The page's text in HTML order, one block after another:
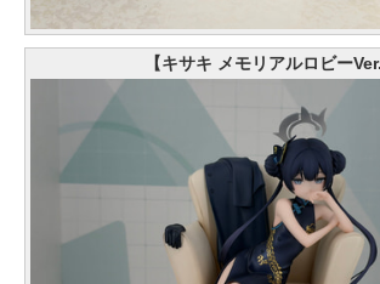
【キサキ メモリアルロビーVer.